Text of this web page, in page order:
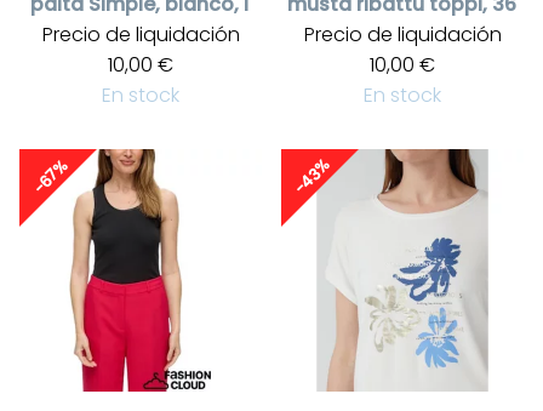
Precio de liquidación
10,00 €
En stock
Precio de liquidación
10,00 €
En stock
-67% -43%